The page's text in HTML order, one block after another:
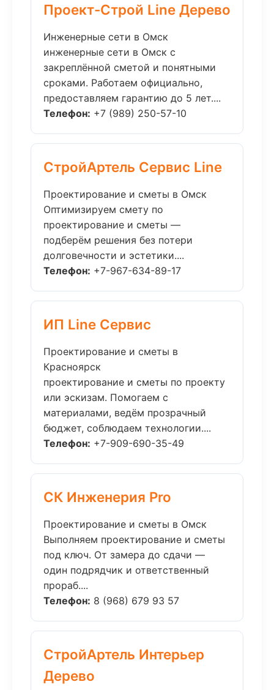
Проект-Строй Line Дерево
Инженерные сети в Омск
инженерные сети в Омск с
закреплённой сметой и понятными
сроками. Работаем официально,
предоставляем гарантию до 5 лет....
Телефон: +7 (989) 250-57-10
СтройАртель Сервис Line
Проектирование и сметы в Омск
Оптимизируем смету по
проектирование и сметы —
подберём решения без потери
долговечности и эстетики....
Телефон: +7-967-634-89-17
ИП Line Сервис
Проектирование и сметы в
Красноярск
проектирование и сметы по проекту
или эскизам. Помогаем с
материалами, ведём прозрачный
бюджет, соблюдаем технологии....
Телефон: +7-909-690-35-49
СК Инженерия Pro
Проектирование и сметы в Омск
Выполняем проектирование и сметы
под ключ. От замера до сдачи —
один подрядчик и ответственный
прораб....
Телефон: 8 (968) 679 93 57
СтройАртель Интерьер
Дерево